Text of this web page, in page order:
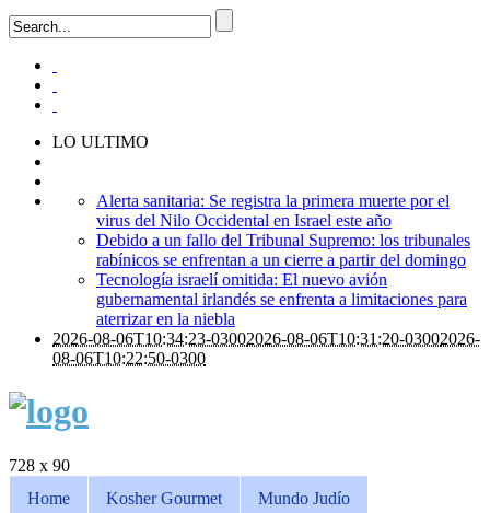
LO ULTIMO
Alerta sanitaria: Se registra la primera muerte por el
virus del Nilo Occidental en Israel este año
Debido a un fallo del Tribunal Supremo: los tribunales
rabínicos se enfrentan a un cierre a partir del domingo
Tecnología israelí omitida: El nuevo avión
gubernamental irlandés se enfrenta a limitaciones para
aterrizar en la niebla
2026-08-06T10:34:23-03002026-08-06T10:31:20-03002026-
08-06T10:22:50-0300
728 x 90
Home
Kosher Gourmet Mundo Judío